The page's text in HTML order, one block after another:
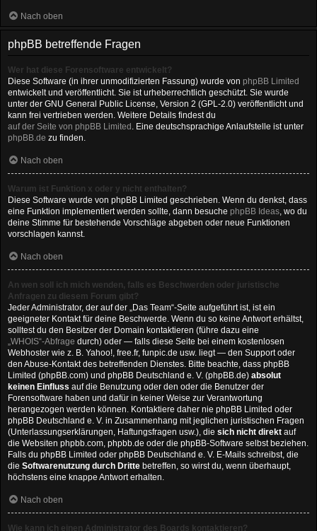
Nach oben
phpBB betreffende Fragen
Wer hat diese Forensoftware entwickelt?
Diese Software (in ihrer unmodifizierten Fassung) wurde von phpBB Limited
entwickelt und veröffentlicht. Sie ist urheberrechtlich geschützt. Sie wurde
unter der GNU General Public License, Version 2 (GPL-2.0) veröffentlicht und
kann frei vertrieben werden. Weitere Details findest du
auf der Seite von phpBB Limited . Eine deutschsprachige Anlaufstelle ist unter
phpBB.de zu finden.
Nach oben
Warum ist Funktion x oder y nicht enthalten?
Diese Software wurde von phpBB Limited geschrieben. Wenn du denkst, dass
eine Funktion implementiert werden sollte, dann besuche phpBB Ideas, wo du
deine Stimme für bestehende Vorschläge abgeben oder neue Funktionen
vorschlagen kannst.
Nach oben
An wen soll ich mich wenden, falls es Beschwerden oder juristische
Anfragen zu diesem Forum gibt?
Jeder Administrator, der auf der „Das Team“-Seite aufgeführt ist, ist ein
geeigneter Kontakt für deine Beschwerde. Wenn du so keine Antwort erhältst,
solltest du den Besitzer der Domain kontaktieren (führe dazu eine
„WHOIS“-Abfrage durch) oder — falls diese Seite bei einem kostenlosen
Webhoster wie z. B. Yahoo!, free.fr, funpic.de usw. liegt — den Support oder
den Abuse-Kontakt des betreffenden Dienstes. Bitte beachte, dass phpBB
Limited (phpBB.com) und phpBB Deutschland e. V. (phpBB.de) absolut
keinen Einfluss auf die Benutzung oder den oder die Benutzer der
Forensoftware haben und dafür in keiner Weise zur Verantwortung
herangezogen werden können. Kontaktiere daher nie phpBB Limited oder
phpBB Deutschland e. V. in Zusammenhang mit jeglichen juristischen Fragen
(Unterlassungserklärungen, Haftungsfragen usw.), die sich nicht direkt auf
die Websiten phpbb.com, phpbb.de oder die phpBB-Software selbst beziehen.
Falls du phpBB Limited oder phpBB Deutschland e. V. E-Mails schreibst, die
die Softwarenutzung durch Dritte betreffen, so wirst du, wenn überhaupt,
höchstens eine knappe Antwort erhalten.
Nach oben
Wie kann ich einen Administrator des Boards kontaktieren?